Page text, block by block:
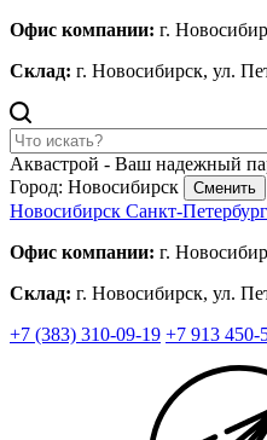
Офис компании: г.
Склад: г. Новосибирск, ул.
Аквастрой - Ваш надежный
Город: Новосибирск
Сменить
Новосибирск Санкт-Петербург
Офис компании: г.
Склад: г. Новосибирск, ул.
+7 (383) 310-09-19 +7 913 450-